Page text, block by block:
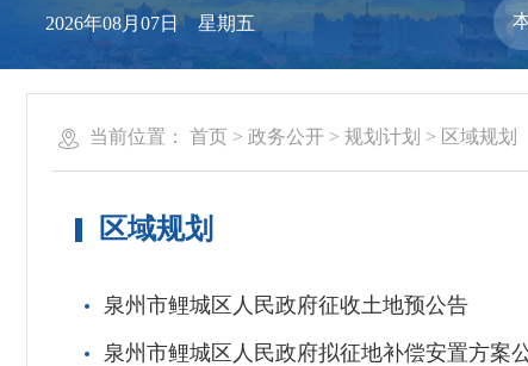
2026年08月07日 星期五
当前位置： 首页 > 政务公开 > 规划计划 > 区域规划
区域规划
泉州市鲤城区人民政府征收土地预公告
泉州市鲤城区人民政府拟征地补偿安置方案